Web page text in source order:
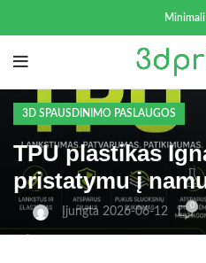
3D SPAUSDINIMO PASLAUGOS
TPU plastikas
pristatymu į
Įjungta 2026-06-12 0